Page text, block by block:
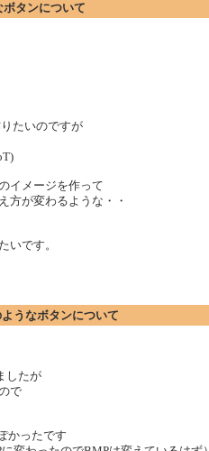
タンについて
たいのですが
イメージを作って
方が変わるような・・
いです。
うなボタンについて
したが
で
かったです